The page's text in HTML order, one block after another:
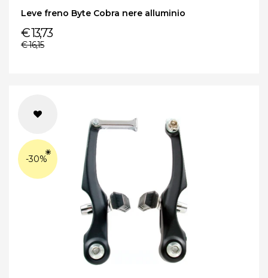
Leve freno Byte Cobra nere alluminio
€ 13,73
€ 16,15
-30%